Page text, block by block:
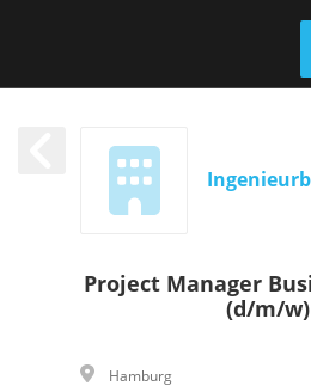
Project Manager
(d/m/w)
Hamburg